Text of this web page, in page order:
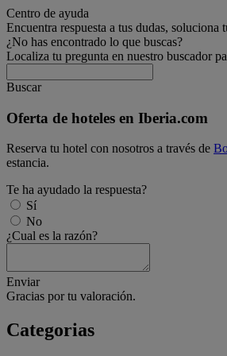
Centro de ayuda
Encuentra respuesta a tus dudas,
¿No has encontrado lo que buscas?
Localiza tu pregunta en nuestro buscador
Buscar
Oferta de hoteles en Iberia.com
Reserva tu hotel con nosotros a través de
estancia.
Te ha ayudado la respuesta?
Sí
No
¿Cual es la razón?
Enviar
Gracias por tu valoración.
Categorias